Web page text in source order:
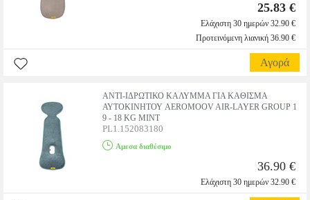
25.83 €
Ελάχιστη 30 ημερών 32.90 €
Προτεινόμενη λιανική 36.90 €
Αγορά
ΑΝΤΙ-ΙΔΡΩΤΙΚΟ ΚΑΛΥΜΜΑ ΓΙΑ ΚΑΘΙΣΜΑ
ΑΥΤΟΚΙΝΗΤΟΥ AEROMOOV AIR-LAYER GROUP 1
9 - 18 KG MINT
PL1.152083180
Αμεσα διαθέσιμο
36.90 €
Ελάχιστη 30 ημερών 32.90 €